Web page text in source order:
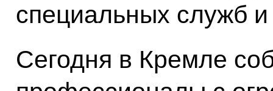
специальных служб
Сегодня в Кремле